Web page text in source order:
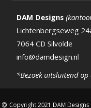
DAM Designs
Lichtenbergseweg
7064 CD Silvolde
info@damdesign.nl
*Bezoek uitsluitend op
Copyright 2021 DAM Designs